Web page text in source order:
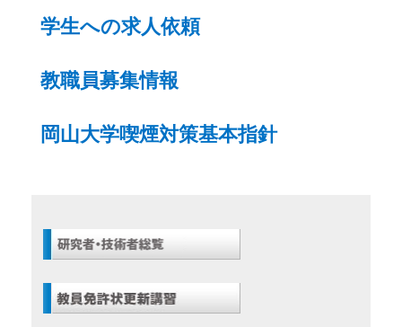
学生への求人依頼
教職員募集情報
岡山大学喫煙対策基本指針